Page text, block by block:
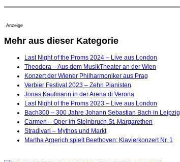
Anzeige
Mehr aus dieser Kategorie
Last Night of the Proms 2024 – Live aus London
Theodora – Aus dem MusikTheater an der Wien
Konzert der Wiener Philharmoniker aus Prag
Verbier Festival 2023 – Zehn Pianisten
Jonas Kaufmann in der Arena di Verona
Last Night of the Proms 2023 – Live aus London
Bach300 – 300 Jahre Johann Sebastian Bach in Leipzig
Carmen – Oper im Steinbruch St. Margarethen
Stradivari – Mythos und Markt
Martha Argerich spielt Beethoven: Klavierkonzert Nr. 1